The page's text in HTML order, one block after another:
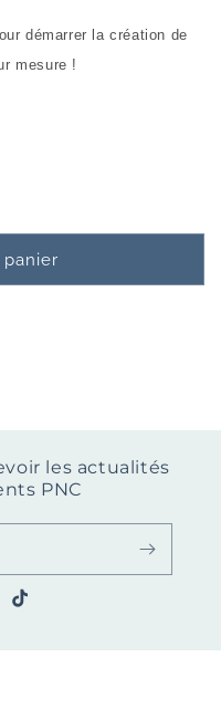
démarrer la création de
mesure !
les actualités
PNC
TikTok